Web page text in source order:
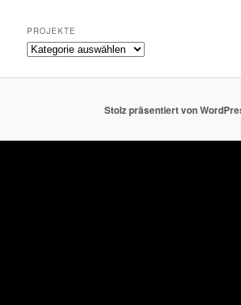
PROJEKTE
Projekte
Stolz präsentiert von